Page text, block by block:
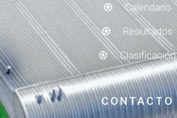
Calendario
Resultados
Clasificación
CONTACTO